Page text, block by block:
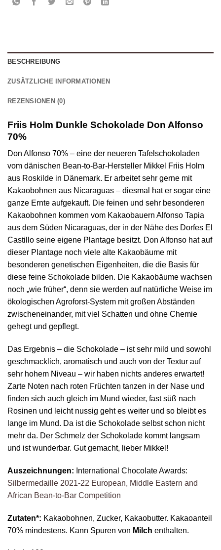
BESCHREIBUNG
ZUSÄTZLICHE INFORMATIONEN
REZENSIONEN (0)
Friis Holm Dunkle Schokolade Don Alfonso
70%
Don Alfonso 70% – eine der neueren Tafelschokoladen
vom dänischen Bean-to-Bar-Hersteller Mikkel Friis Holm
aus Roskilde in Dänemark. Er arbeitet sehr gerne mit
Kakaobohnen aus Nicaraguas – diesmal hat er sogar eine
ganze Ernte aufgekauft. Die feinen und sehr besonderen
Kakaobohnen kommen vom Kakaobauern Alfonso Tapia
aus dem Süden Nicaraguas, der in der Nähe des Dorfes El
Castillo seine eigene Plantage besitzt. Don Alfonso hat auf
dieser Plantage noch viele alte Kakaobäume mit
besonderen genetischen Eigenheiten, die die Basis für
diese feine Schokolade bilden. Die Kakaobäume wachsen
noch „wie früher“, denn sie werden auf natürliche Weise im
ökologischen Agroforst-System mit großen Abständen
zwischeneinander, mit viel Schatten und ohne Chemie
gehegt und gepflegt.
Das Ergebnis – die Schokolade – ist sehr mild und sowohl
geschmacklich, aromatisch und auch von der Textur auf
sehr hohem Niveau – wir haben nichts anderes erwartet!
Zarte Noten nach roten Früchten tanzen in der Nase und
finden sich auch gleich im Mund wieder, fast süß nach
Rosinen und leicht nussig geht es weiter und so bleibt es
lange im Mund. Da ist die Schokolade selbst schon nicht
mehr da. Der Schmelz der Schokolade kommt langsam
und ist wunderbar. Gut gemacht, lieber Mikkel!
Auszeichnungen: International Chocolate Awards:
Silbermedaille 2021-22 European, Middle Eastern and
African Bean-to-Bar Competition
Zutaten*: Kakaobohnen, Zucker, Kakaobutter. Kakaoanteil
70% mindestens. Kann Spuren von Milch enthalten.